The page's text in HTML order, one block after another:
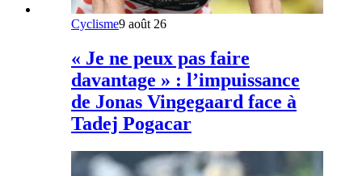
Cyclisme9 août 26
« Je ne peux pas faire
davantage » : l’impuissance
de Jonas Vingegaard face à
Tadej Pogacar